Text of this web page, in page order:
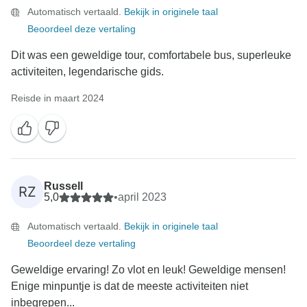
Automatisch vertaald. Bekijk in originele taal
Beoordeel deze vertaling
Dit was een geweldige tour, comfortabele bus, superleuke
activiteiten, legendarische gids.
Reisde in maart 2024
RZ
Russell
5,0
•april 2023
Automatisch vertaald. Bekijk in originele taal
Beoordeel deze vertaling
Geweldige ervaring! Zo vlot en leuk! Geweldige mensen!
Enige minpuntje is dat de meeste activiteiten niet
inbegrepen...